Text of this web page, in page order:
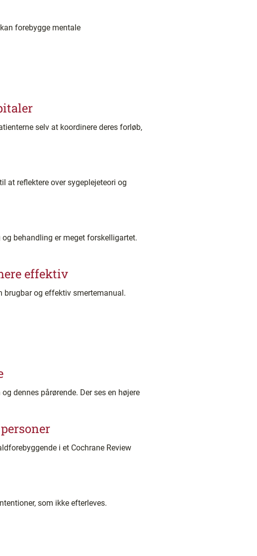
forebygge mentale
selv at koordinere deres forløb,
at reflektere over sygeplejeteori og
behandling er meget forskelligartet.
effektiv
brugbar og effektiv smertemanual.
dennes pårørende. Der ses en højere
i et Cochrane Review
som ikke efterleves.